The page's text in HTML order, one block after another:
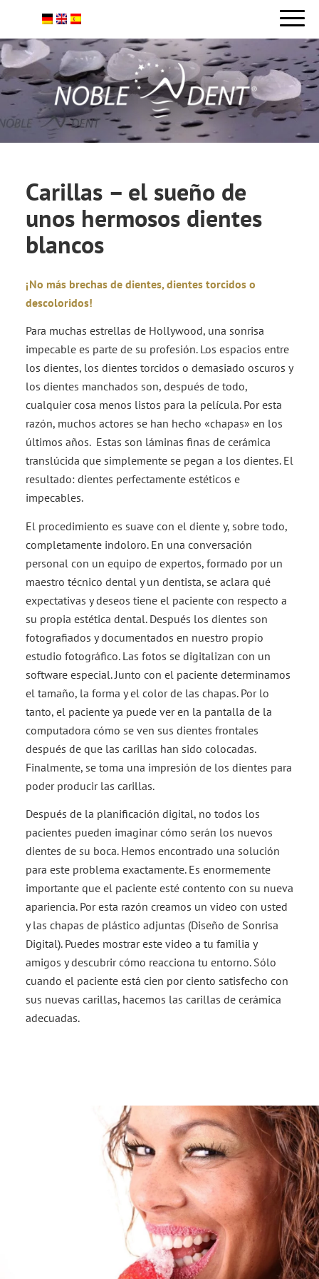
Carillas – el sueño de
unos hermosos dientes
blancos
¡No más brechas de dientes, dientes torcidos o
descoloridos!
Para muchas estrellas de Hollywood, una sonrisa
impecable es parte de su profesión. Los espacios entre
los dientes, los dientes torcidos o demasiado oscuros y
los dientes manchados son, después de todo,
cualquier cosa menos listos para la película. Por esta
razón, muchos actores se han hecho «chapas» en los
últimos años. Estas son láminas finas de cerámica
translúcida que simplemente se pegan a los dientes. El
resultado: dientes perfectamente estéticos e
impecables.
El procedimiento es suave con el diente y, sobre todo,
completamente indoloro. En una conversación
personal con un equipo de expertos, formado por un
maestro técnico dental y un dentista, se aclara qué
expectativas y deseos tiene el paciente con respecto a
su propia estética dental. Después los dientes son
fotografiados y documentados en nuestro propio
estudio fotográfico. Las fotos se digitalizan con un
software especial. Junto con el paciente determinamos
el tamaño, la forma y el color de las chapas. Por lo
tanto, el paciente ya puede ver en la pantalla de la
computadora cómo se ven sus dientes frontales
después de que las carillas han sido colocadas.
Finalmente, se toma una impresión de los dientes para
poder producir las carillas.
Después de la planificación digital, no todos los
pacientes pueden imaginar cómo serán los nuevos
dientes de su boca. Hemos encontrado una solución
para este problema exactamente. Es enormemente
importante que el paciente esté contento con su nueva
apariencia. Por esta razón creamos un video con usted
y las chapas de plástico adjuntas (Diseño de Sonrisa
Digital). Puedes mostrar este video a tu familia y
amigos y descubrir cómo reacciona tu entorno. Sólo
cuando el paciente está cien por ciento satisfecho con
sus nuevas carillas, hacemos las carillas de cerámica
adecuadas.